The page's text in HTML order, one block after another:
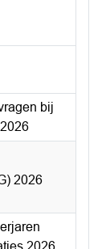
bij
2026
2026